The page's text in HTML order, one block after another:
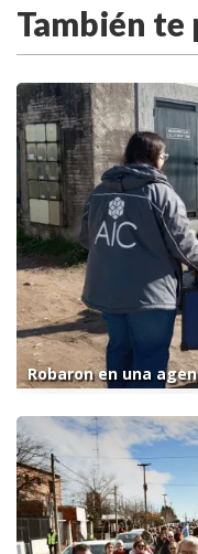
También te
Robaron en una